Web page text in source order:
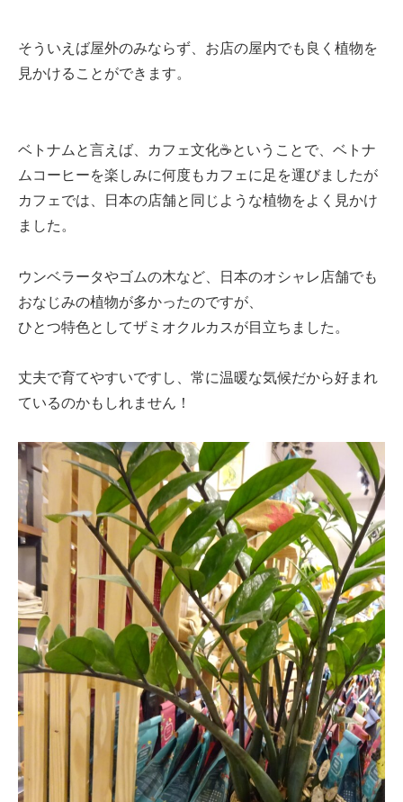
そういえば屋外のみならず、お店の屋内でも良く植物を
見かけることができます。
ベトナムと言えば、カフェ文化☕ということで、ベトナ
ムコーヒーを楽しみに何度もカフェに足を運びましたが
カフェでは、日本の店舗と同じような植物をよく見かけ
ました。
ウンベラータやゴムの木など、日本のオシャレ店舗でも
おなじみの植物が多かったのですが、
ひとつ特色としてザミオクルカスが目立ちました。
丈夫で育てやすいですし、常に温暖な気候だから好まれ
ているのかもしれません！